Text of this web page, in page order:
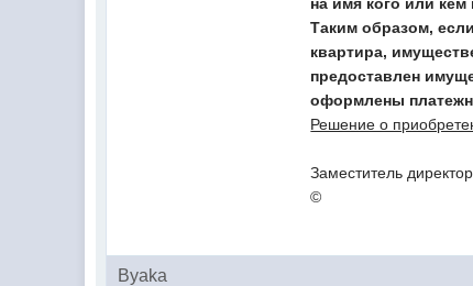
Таким образом,
квартира,
предоставлен
оформлены
Решение о
Заместитель
©
Byaka